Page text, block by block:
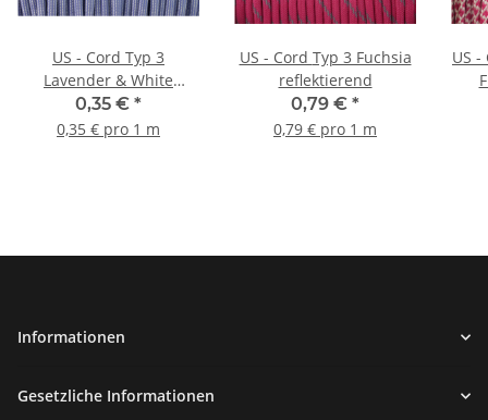
US - Cord Typ 3
Lavender & White
Stripes
0,35 € *
0,35 € pro 1 m
US - Cord Typ 3 Fuchsia
reflektierend
0,79 € *
0,79 € pro 1 m
US - Cord
Informationen
Gesetzliche Informationen